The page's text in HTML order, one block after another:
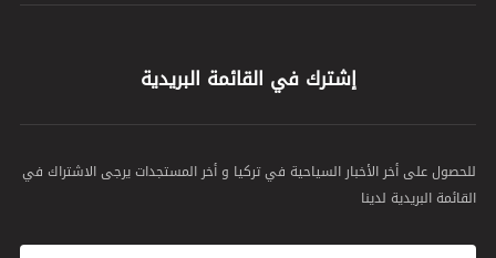
إشترك في القائمة البريدية
للحصول على أخر الأخبار السياحية في تركيا و أخر المستجدات يرجى الاشتراك في
القائمة البريدية لدينا